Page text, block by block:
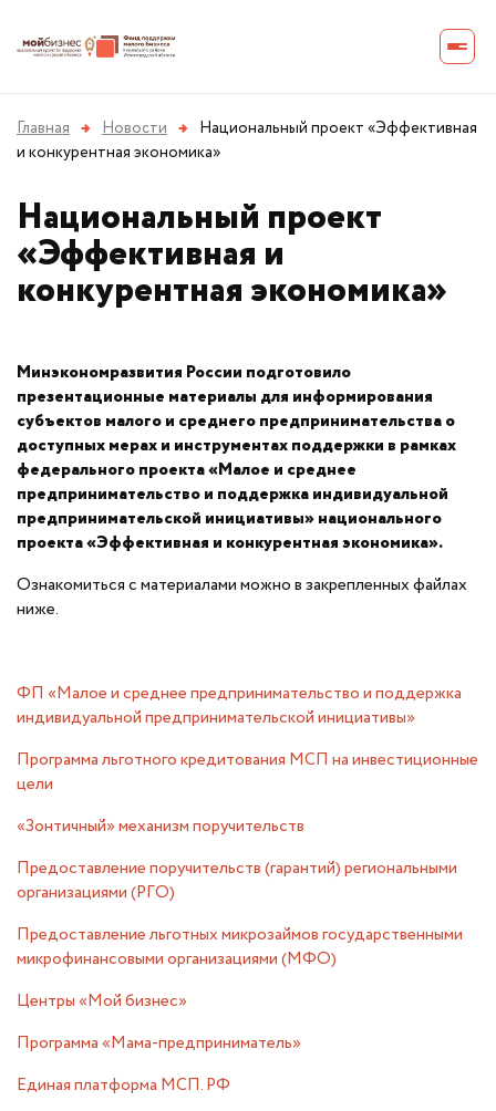
Главная → Новости → Национальный проект «Эффективная
и конкурентная экономика»
Национальный проект
«Эффективная и
конкурентная экономика»
Минэкономразвития России подготовило
презентационные материалы для информирования
субъектов малого и среднего предпринимательства о
доступных мерах и инструментах поддержки в рамках
федерального проекта «Малое и среднее
предпринимательство и поддержка индивидуальной
предпринимательской инициативы» национального
проекта «Эффективная и конкурентная экономика».
Ознакомиться с материалами можно в закрепленных файлах
ниже.
ФП «Малое и среднее предпринимательство и поддержка
индивидуальной предпринимательской инициативы»
Программа льготного кредитования МСП на инвестиционные
цели
«Зонтичный» механизм поручительств
Предоставление поручительств (гарантий) региональными
организациями (РГО)
Предоставление льготных микрозаймов государственными
микрофинансовыми организациями (МФО)
Центры «Мой бизнес»
Программа «Мама-предприниматель»
Единая платформа МСП. РФ